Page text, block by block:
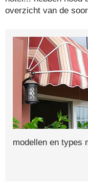
overzicht van de
modellen en types